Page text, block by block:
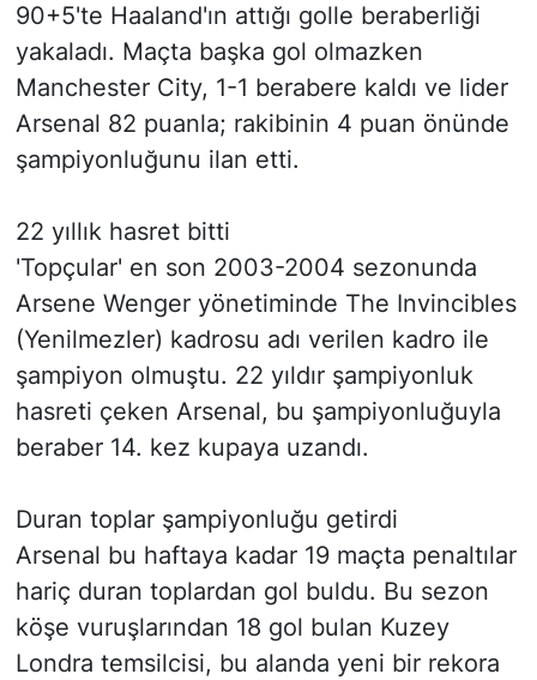
90+5'te Haaland'ın attığı golle beraberliği
yakaladı. Maçta başka gol olmazken
Manchester City, 1-1 berabere kaldı ve lider
Arsenal 82 puanla; rakibinin 4 puan önünde
şampiyonluğunu ilan etti.
22 yıllık hasret bitti
'Topçular' en son 2003-2004 sezonunda
Arsene Wenger yönetiminde The Invincibles
(Yenilmezler) kadrosu adı verilen kadro ile
şampiyon olmuştu. 22 yıldır şampiyonluk
hasreti çeken Arsenal, bu şampiyonluğuyla
beraber 14. kez kupaya uzandı.
Duran toplar şampiyonluğu getirdi
Arsenal bu haftaya kadar 19 maçta penaltılar
hariç duran toplardan gol buldu. Bu sezon
köşe vuruşlarından 18 gol bulan Kuzey
Londra temsilcisi, bu alanda yeni bir rekora